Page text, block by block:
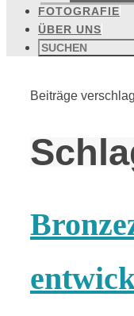
FOTOGRAFIE
ÜBER UNS
Suchen
nach:
Start
Beiträge